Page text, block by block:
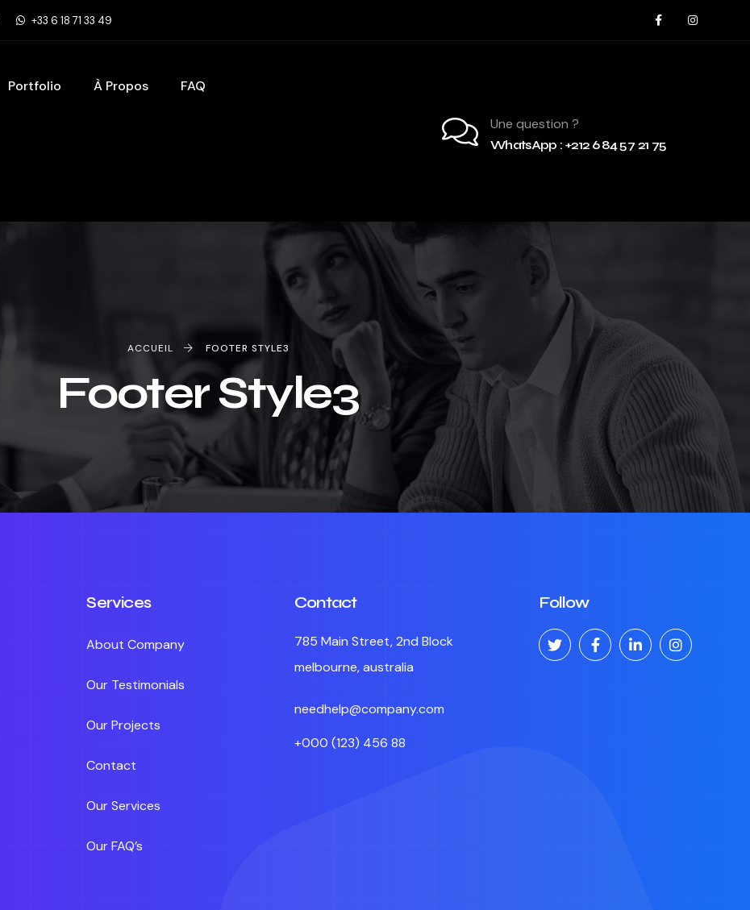
‪+33 6 18 71 33 49
Portfolio À Propos FAQ
Une question ?
WhatsApp : +212 6 84 57 21 75
ACCUEIL FOOTER STYLE3
Footer Style3
Services
About Company
Our Testimonials
Our Projects
Contact
Our Services
Our FAQ’s
Contact
785 Main Street, 2nd Block
melbourne, australia
needhelp@company.com
+000 (123) 456 88
Follow